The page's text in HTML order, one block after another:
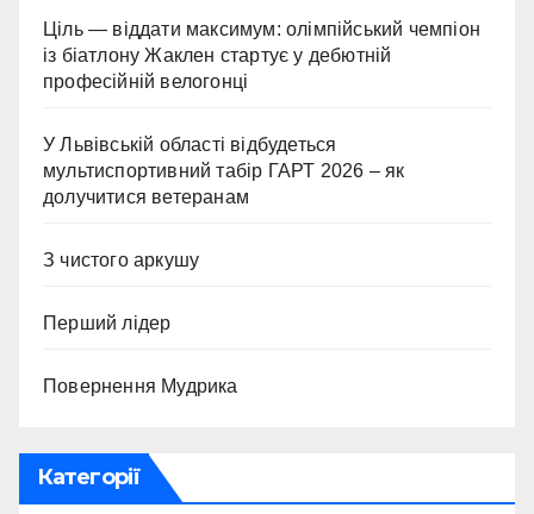
Ціль — віддати максимум: олімпійський чемпіон
із біатлону Жаклен стартує у дебютній
професійній велогонці
У Львівській області відбудеться
мультиспортивний табір ГАРТ 2026 – як
долучитися ветеранам
З чистого аркушу
Перший лідер
Повернення Мудрика
Категорії